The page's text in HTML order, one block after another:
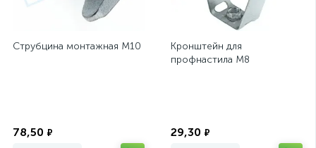
Струбцина монтажная М10
78,50 ₽
Кронштейн для
профнастила М8
29,30 ₽